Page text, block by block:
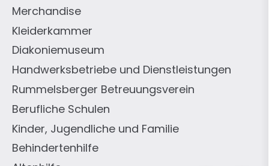
Behindertenhilfe
Kinder, Jugendliche und Familie
Berufliche Schulen
Rummelsberger Betreuungsverein
Handwerksbetriebe und Dienstleistungen
Diakoniemuseum
Kleiderkammer
Merchandise